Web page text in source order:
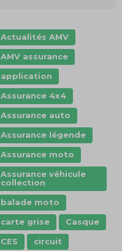
Actualités AMV
AMV assurance
application
Assurance 4x4
Assurance auto
Assurance légende
Assurance moto
Assurance véhicule
collection
balade moto
carte grise
Casque
CES
circuit